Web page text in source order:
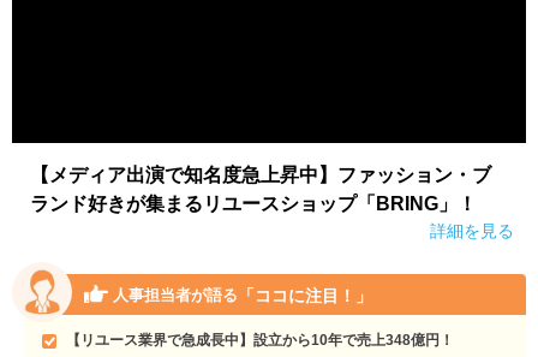
【メディア出演で知名度急上昇中】ファッション・ブ
ランド好きが集まるリユースショップ「BRING」！
詳細を見る
人事担当者が語る 「ココに注目！」
【リユース業界で急成長中】設立から10年で売上348億円！